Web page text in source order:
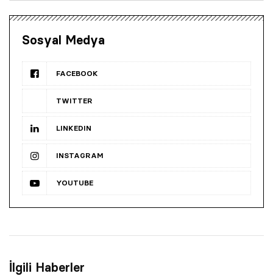
Sosyal Medya
FACEBOOK
TWITTER
LINKEDIN
INSTAGRAM
YOUTUBE
İlgili Haberler